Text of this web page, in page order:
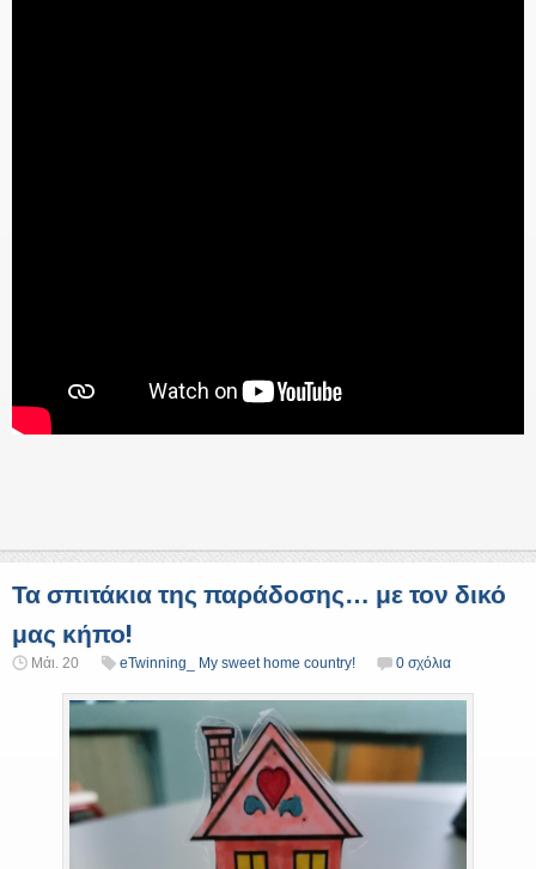
Τα σπιτάκια της παράδοσης… με τον δικό
μας κήπο!
Μάι. 20 eTwinning_ My sweet home country! 0 σχόλια